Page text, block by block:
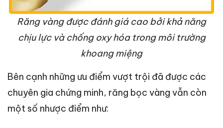
Răng vàng được đánh giá cao bởi khả năng
chịu lực và chống oxy hóa trong môi trường
khoang miệng
Bên cạnh những ưu điểm vượt trội đã được các
chuyên gia chứng minh, răng bọc vàng vẫn còn
một số nhược điểm như: